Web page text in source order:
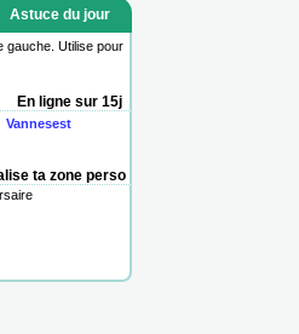
Astuce du jour
gauche. Utilise pour
En ligne sur 15j
Vannesest
ta zone perso